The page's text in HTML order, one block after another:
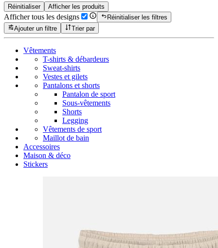
Réinitialiser Afficher les produits
Afficher tous les designs
Réinitialiser les filtres
Ajouter un filtre
Trier par
Vêtements
T-shirts & débardeurs
Sweat-shirts
Vestes et gilets
Pantalons et shorts
Pantalon de sport
Sous-vêtements
Shorts
Legging
Vêtements de sport
Maillot de bain
Accessoires
Maison & déco
Stickers